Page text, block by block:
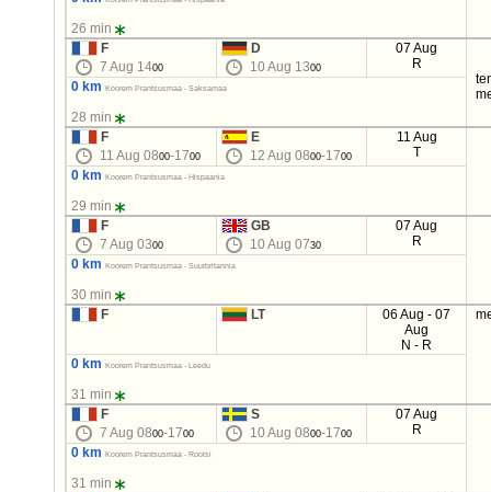
26 min
F
7 Aug 1400
D
10 Aug 1300
07 Aug
R
0 km Koorem Prantsusmaa - Saksamaa
28 min
F
11 Aug 0800-1700
E
12 Aug 0800-1700
11 Aug
T
0 km
Koorem Prantsusmaa - Hispaania
29 min
F
7 Aug 0300
GB
10 Aug 0730
07 Aug
R
0 km
Koorem Prantsusmaa - Suurbritannia
30 min
F
LT
06 Aug - 07
Aug
N - R
0 km Koorem Prantsusmaa - Leedu
31 min
F
7 Aug 0800-1700
S
10 Aug 0800-1700
07 Aug
R
0 km
Koorem Prantsusmaa - Rootsi
31 min